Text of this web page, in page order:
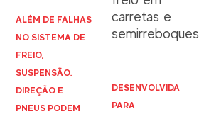
ALÉM DE FALHAS
NO SISTEMA DE
FREIO,
SUSPENSÃO,
DIREÇÃO E
PNEUS PODEM
carretas e
semirreboques
DESENVOLVIDA
PARA